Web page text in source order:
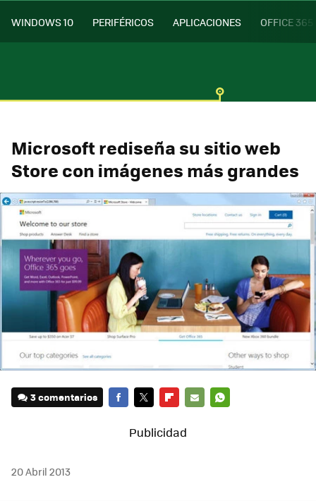
WINDOWS 10 PERIFÉRICOS APLICACIONES OFFICE 365
Microsoft rediseña su sitio web
Store con imágenes más grandes
3 comentarios
MAIL
20 Abril 2013